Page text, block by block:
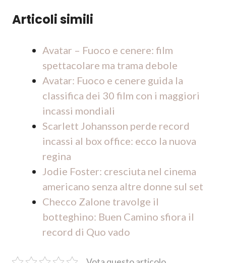
Articoli simili
Avatar – Fuoco e cenere: film
spettacolare ma trama debole
Avatar: Fuoco e cenere guida la
classifica dei 30 film con i maggiori
incassi mondiali
Scarlett Johansson perde record
incassi al box office: ecco la nuova
regina
Jodie Foster: cresciuta nel cinema
americano senza altre donne sul set
Checco Zalone travolge il
botteghino: Buen Camino sfiora il
record di Quo vado